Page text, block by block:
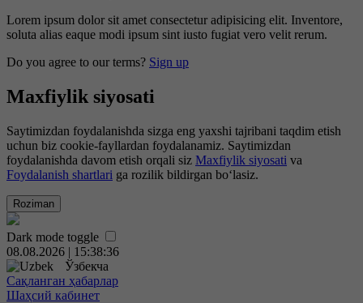
Lorem ipsum dolor sit amet consectetur adipisicing elit. Inventore,
soluta alias eaque modi ipsum sint iusto fugiat vero velit rerum.
Do you agree to our terms? Sign up
Maxfiylik siyosati
Saytimizdan foydalanishda sizga eng yaxshi tajribani taqdim etish
uchun biz cookie-fayllardan foydalanamiz. Saytimizdan
foydalanishda davom etish orqali siz Maxfiylik siyosati va
Foydalanish shartlari ga rozilik bildirgan bo‘lasiz.
Roziman
Dark mode toggle
08.08.2026 | 15:38:37
Ўзбекча
Сақланган ҳабарлар
Шаҳсий кабинет